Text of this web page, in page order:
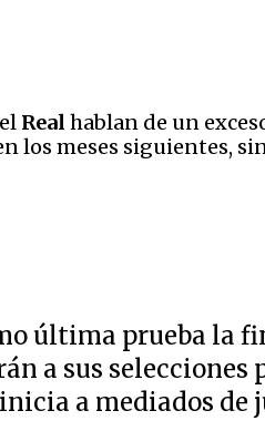
Real hablan de un
los meses siguientes,
última prueba la
a sus
inicia a mediados de